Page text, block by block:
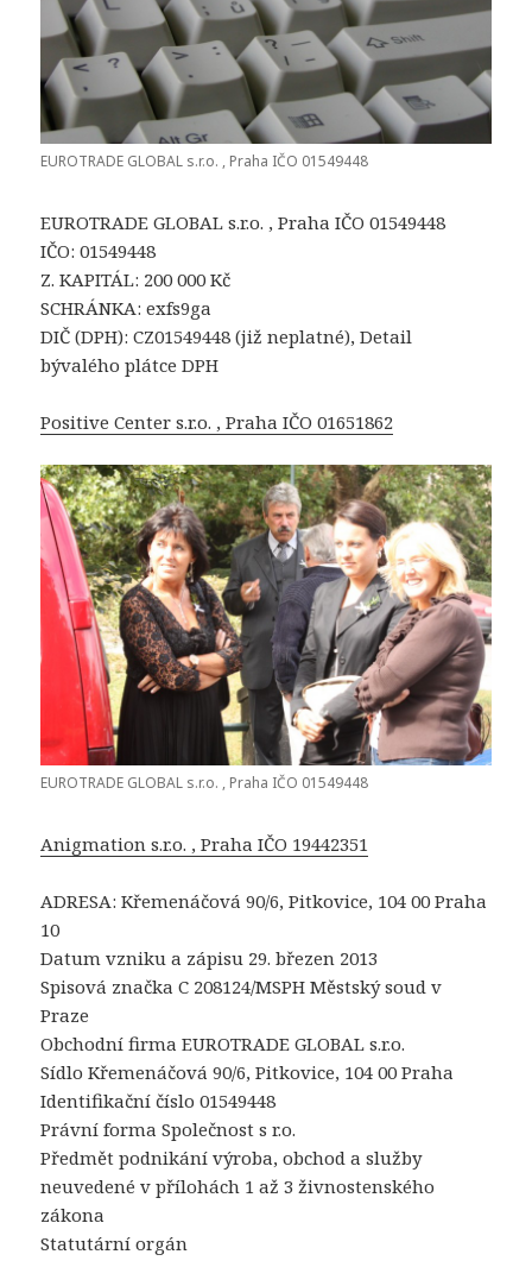
EUROTRADE GLOBAL s.r.o. , Praha IČO 01549448
EUROTRADE GLOBAL s.r.o. , Praha IČO 01549448
IČO: 01549448
Z. KAPITÁL: 200 000 Kč
SCHRÁNKA: exfs9ga
DIČ (DPH): CZ01549448 (již neplatné), Detail
bývalého plátce DPH
Positive Center s.r.o. , Praha IČO 01651862
EUROTRADE GLOBAL s.r.o. , Praha IČO 01549448
Anigmation s.r.o. , Praha IČO 19442351
ADRESA: Křemenáčová 90/6, Pitkovice, 104 00 Praha
10
Datum vzniku a zápisu 29. březen 2013
Spisová značka C 208124/MSPH Městský soud v
Praze
Obchodní firma EUROTRADE GLOBAL s.r.o.
Sídlo Křemenáčová 90/6, Pitkovice, 104 00 Praha
Identifikační číslo 01549448
Právní forma Společnost s r.o.
Předmět podnikání výroba, obchod a služby
neuvedené v přílohách 1 až 3 živnostenského
zákona
Statutární orgán